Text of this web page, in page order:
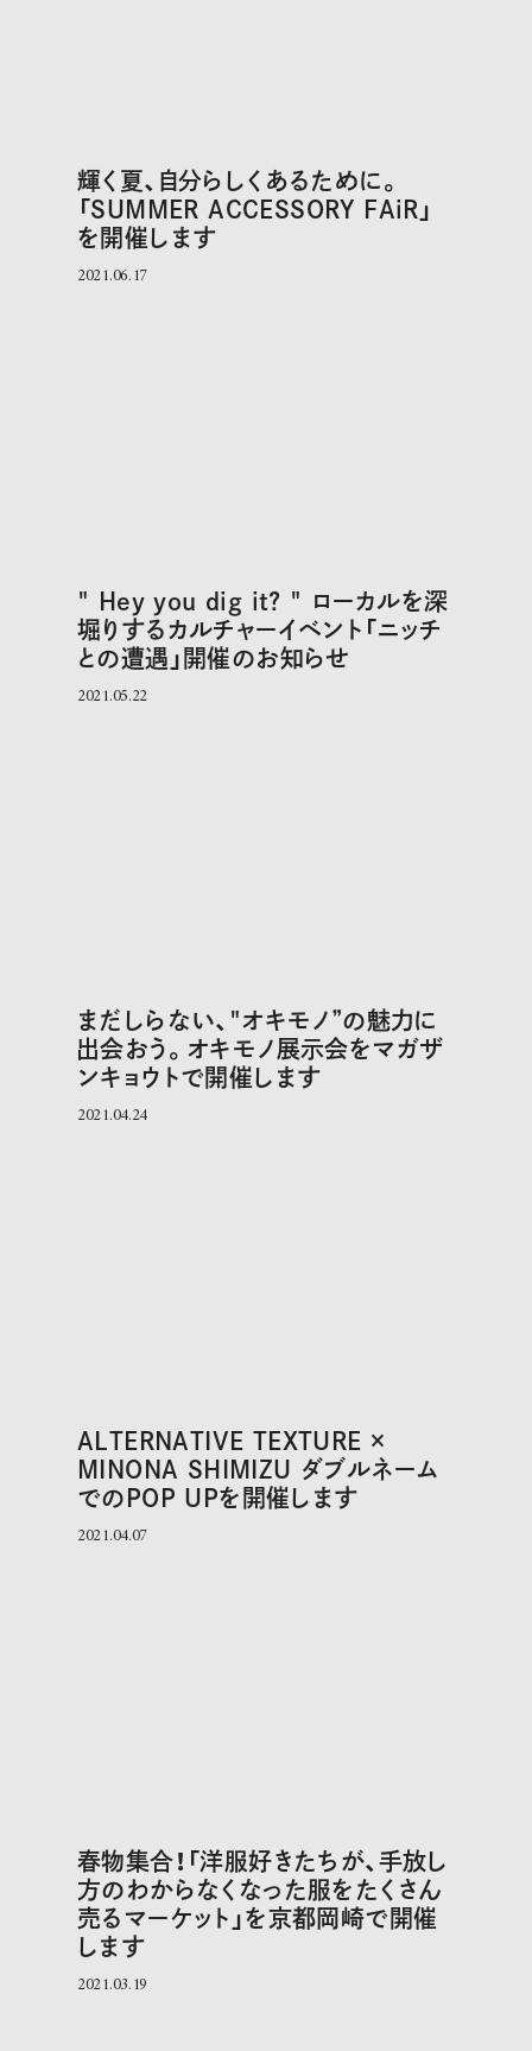
輝く夏、自分らしくあるために。
「SUMMER ACCESSORY FAiR」
を開催します
2021.06.17
" Hey you dig it? " ローカルを深
堀りするカルチャーイベント「ニッチ
との遭遇」開催のお知らせ
2021.05.22
まだしらない、"オキモノ”の魅力に
出会おう。オキモノ展示会をマガザ
ンキョウトで開催します
2021.04.24
ALTERNATIVE TEXTURE ×
MINONA SHIMIZU ダブルネーム
でのPOP UPを開催します
2021.04.07
春物集合！「洋服好きたちが、手放し
方のわからなくなった服をたくさん
売るマーケット」を京都岡崎で開催
します
2021.03.19